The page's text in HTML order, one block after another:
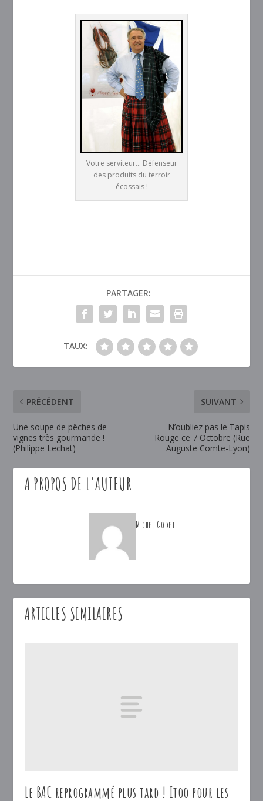
Votre serviteur... Défenseur
des produits du terroir
écossais !
PARTAGER:
TAUX:
PRÉCÉDENT
Une soupe de pêches de
vignes très gourmande !
(Philippe Lechat)
SUIVANT
N’oubliez pas le Tapis
Rouge ce 7 Octobre (Rue
Auguste Comte-Lyon)
A PROPOS DE L'AUTEUR
Michel Godet
ARTICLES SIMILAIRES
Le BAC reprogrammé plus tard ! Itoo pour les